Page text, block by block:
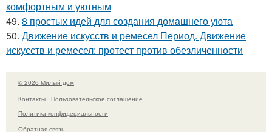
комфортным и уютным
49. 8 простых идей для создания домашнего уюта
50. Движение искусств и ремесел Период. Движение
искусств и ремесел: протест против обезличенности
© 2026 Милый дом
Контакты
Пользовательское соглашение
Политика конфидециальности
Обратная связь